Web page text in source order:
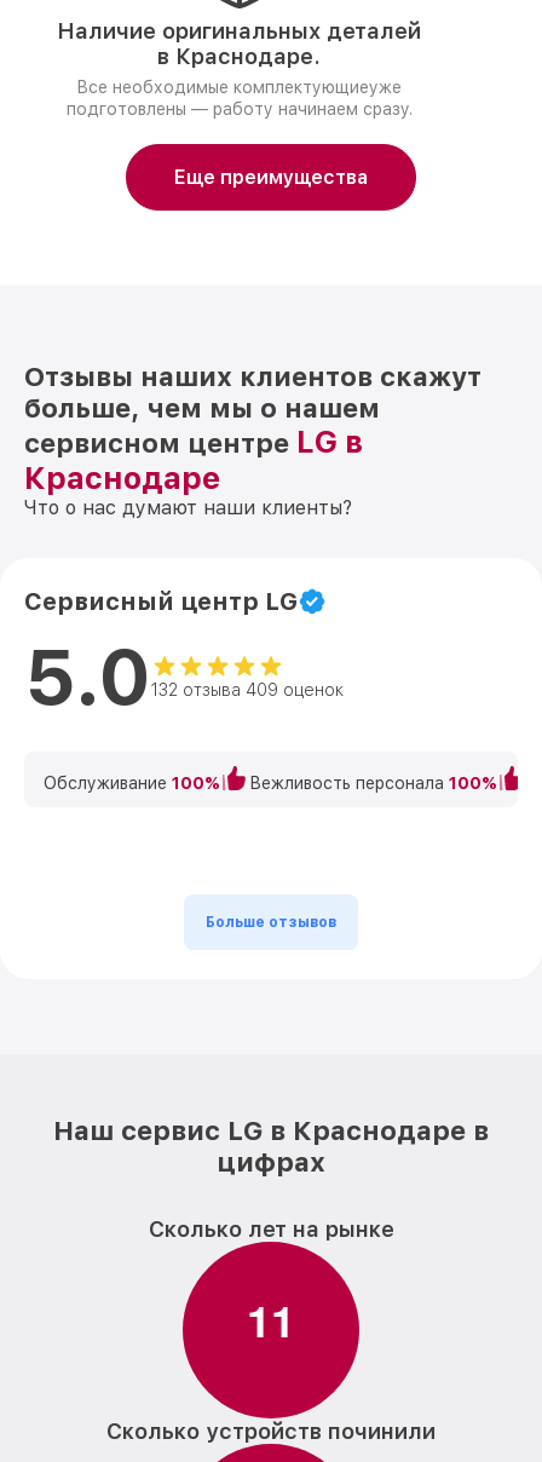
Наличие оригинальных деталей
в Краснодаре.
Все необходимые комплектующиеуже
подготовлены — работу начинаем сразу.
Еще преимущества
Отзывы наших клиентов скажут
больше, чем мы о нашем
сервисном центре LG в
Краснодаре
Что о нас думают наши клиенты?
Сервисный центр LG
5.0 132 отзыва 409 оценок
Обслуживание 100% Вежливость персонала 100%
Больше отзывов
Наш сервис LG в Краснодаре в
цифрах
Сколько лет на рынке
11
Сколько устройств починили